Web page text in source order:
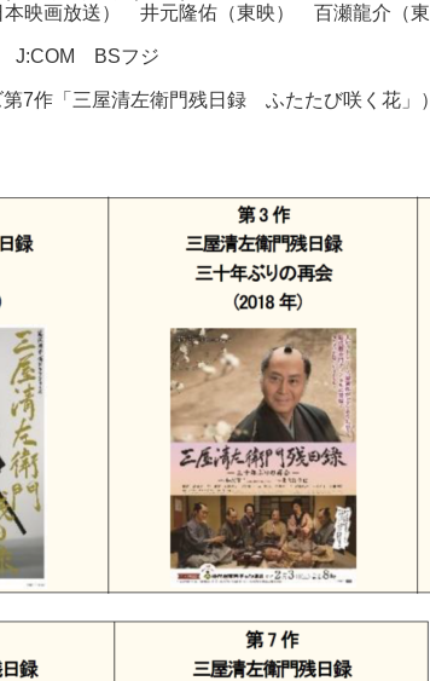
映画放送） 井元隆佑（東映） 百瀬龍介（
J:COM BSフジ
7作「三屋清左衛門残日録 ふたたび咲く花」